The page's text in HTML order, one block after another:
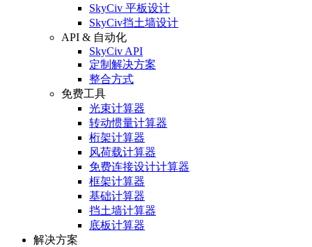
SkyCiv 平板设计
SkyCiv挡土墙设计
API & 自动化
SkyCiv API
定制解决方案
整合方式
免费工具
光束计算器
转动惯量计算器
桁架计算器
风荷载计算器
免费连接设计计算器
框架计算器
基础计算器
挡土墙计算器
底板计算器
解决方案